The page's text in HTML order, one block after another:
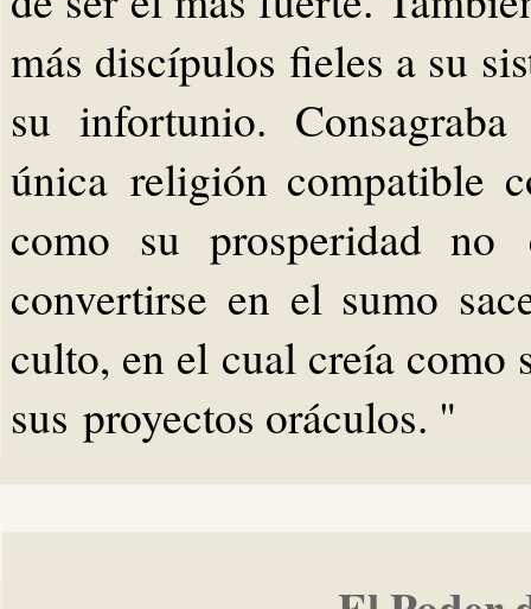
más discípulos fieles a su
su infortunio.
única religión compatible
como su prosperidad no
convertirse en el sumo
culto, en el cual creía como
sus proyectos oráculos. "